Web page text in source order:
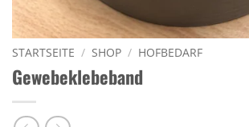
STARTSEITE / SHOP / HOFBEDARF
Gewebeklebeband